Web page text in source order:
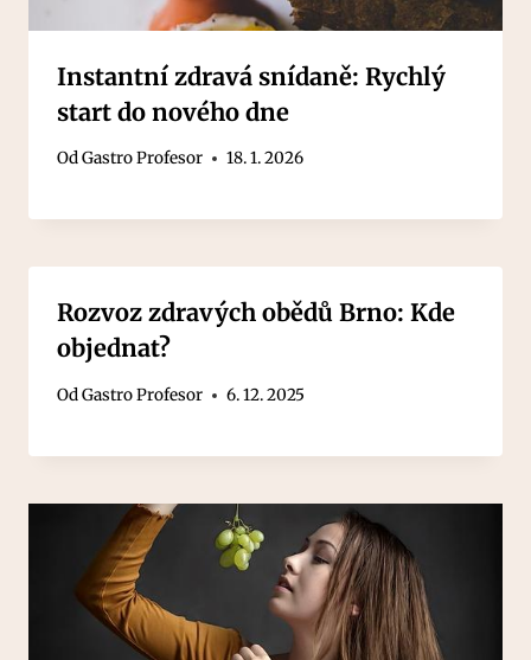
Instantní zdravá snídaně: Rychlý
start do nového dne
OdGastro Profesor 18. 1. 2026
Rozvoz zdravých obědů Brno: Kde
objednat?
OdGastro Profesor 6. 12. 2025